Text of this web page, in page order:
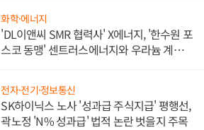
화학·에너지
'DL이앤씨 SMR 협력사' X에너지, '한수원 포
스코 동맹' 센트러스에너지와 우라늄 계약
전자·전기·정보통신
SK하이닉스 노사 '성과급 주식지급' 평행선,
곽노정 'N% 성과급' 법적 논란 벗을지 주목